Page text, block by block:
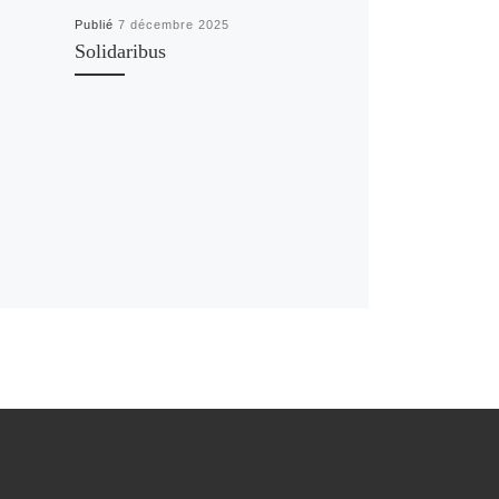
Publié 7 décembre 2025
Solidaribus